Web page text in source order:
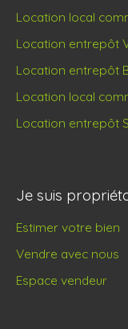
Location local
Location entrepôt
Location entrepôt
Location local
Location entrepôt
Je suis
Estimer votre bien
Vendre avec nous
Espace vendeur